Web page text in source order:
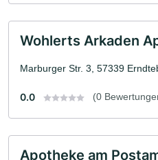
Wohlerts Arkaden
Marburger Str. 3, 57339
0.0 (0
Apotheke am